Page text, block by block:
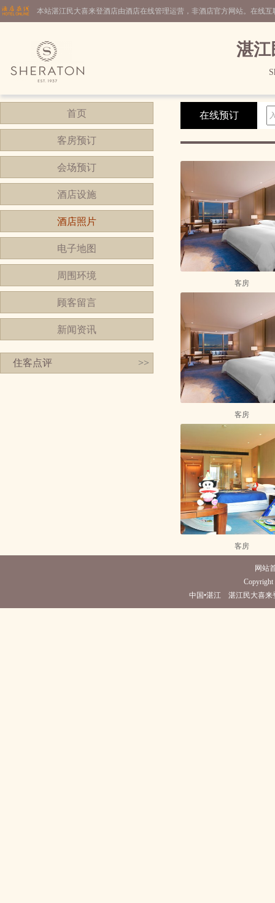
本站湛江民大喜来登酒店由酒店在线管理运营，非酒店官方网站。在线
湛江
首页
客房预订
会场预订
酒店设施
酒店照片
电子地图
周围环境
顾客留言
新闻资讯
住客点评 >>
在线预订
客房
客房
客房
网站
Copyright
中国•湛江 湛江民大喜来